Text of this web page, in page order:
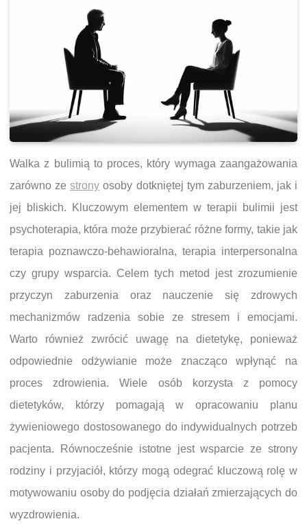
Walka z bulimią to proces, który wymaga zaangażowania
zarówno zestrony osoby dotkniętej tym zaburzeniem, jak i
jej bliskich. Kluczowym elementem w terapii bulimii jest
psychoterapia, która może przybierać różne formy, takie jak
terapia poznawczo-behawioralna, terapia interpersonalna
czy grupy wsparcia. Celem tych metod jest zrozumienie
przyczyn zaburzenia oraz nauczenie się zdrowych
mechanizmów radzenia sobie ze stresem i emocjami.
Warto również zwrócić uwagę na dietetykę, ponieważ
odpowiednie odżywianie może znacząco wpłynąć na
proces zdrowienia. Wiele osób korzysta z pomocy
dietetyków, którzy pomagają w opracowaniu planu
żywieniowego dostosowanego do indywidualnych potrzeb
pacjenta. Równocześnie istotne jest wsparcie ze strony
rodziny i przyjaciół, którzy mogą odegrać kluczową rolę w
motywowaniu osoby do podjęcia działań zmierzających do
wyzdrowienia.